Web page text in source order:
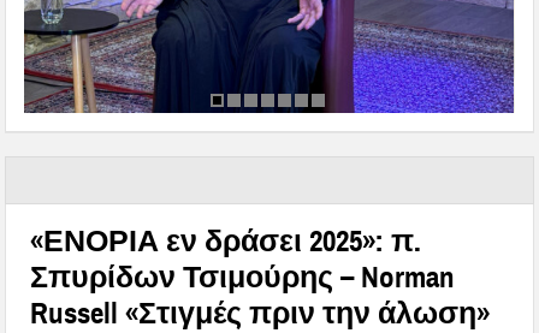
«ΕΝΟΡΙΑ εν δράσει 2025»: π.
Σπυρίδων Τσιμούρης – Norman
Russell «Στιγμές πριν την άλωση»